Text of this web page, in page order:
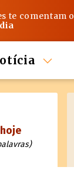
te comentam o